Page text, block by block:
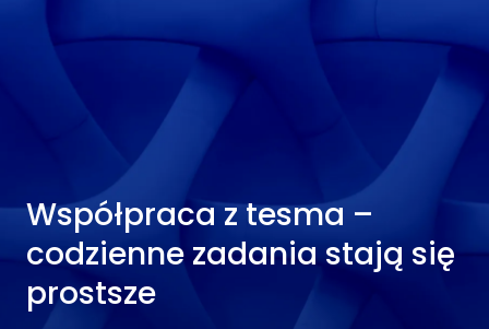
Współpraca z tesma –
codzienne zadania stają się
prostsze